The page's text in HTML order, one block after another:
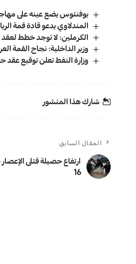
يوفنتوس يضع عينه على
المندلاوي يدعو قادة قمة
الكرملين: لا توجد خطط لعقد
وزير الداخلية: نجاح القمة
وزارة النفط تعلن توقيع عقد
شارك هذا المنشور
المقال السابق
ارتفاع حصيلة قتلى
16